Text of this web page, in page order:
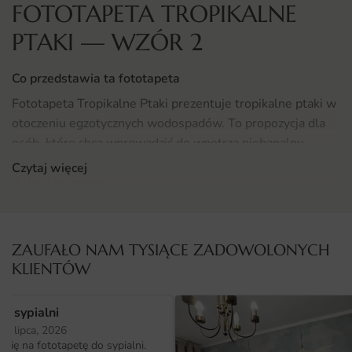
FOTOTAPETA TROPIKALNE
PTAKI — WZÓR 2
Co przedstawia ta fototapeta
Fototapeta Tropikalne Ptaki prezentuje tropikalne ptaki w
otoczeniu egzotycznych wodospadów. To propozycja dla
autorski akcent dekoracyjny o ponadczasowej estetyce i
dodają dynamiki. Każdy detal został dopracowany, dzięki
czemu kompozycja prezentuje się efektownie z każdej
Gdzie sprawdzi się fototapeta Tropikalne Ptaki
Czytaj więcej
ZAUFAŁO NAM TYSIĄCE ZADOWOLONYCH
KLIENTÓW
sypialni
lipca, 2026
się na fototapetę do sypialni.